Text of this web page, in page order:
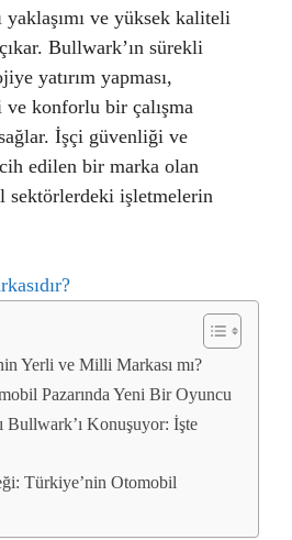
ve yüksek kaliteli
Bullwark’ın sürekli
yatırım yapması,
konforlu bir çalışma
İşçi güvenliği ve
edilen bir marka olan
sektörlerdeki işletmelerin
Yerli ve Milli Markası mı?
Pazarında Yeni Bir Oyuncu
Bullwark’ı Konuşuyor: İşte
Türkiye’nin Otomobil